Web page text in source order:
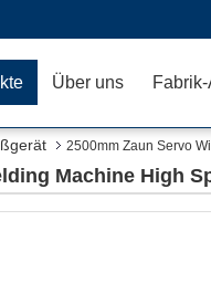
Über uns
2500mm Zaun Servo
Machine High